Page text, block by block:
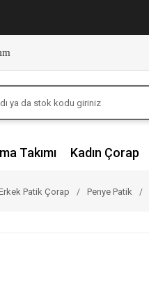
Takımı Kadın Çorap
Patik Çorap Penye Patik